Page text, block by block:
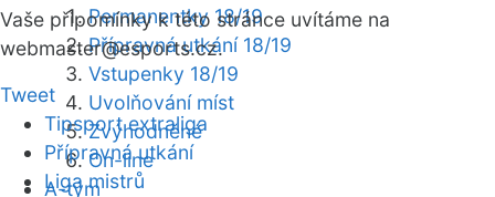
Permanentky 18/19
Přípravná utkání 18/19
Vstupenky 18/19
Uvolňování míst
Zvýhodněné
On-line
A-tým
Vaše připomínky k této stránce uvítáme na
webmaster@esports.cz.
Tweet
Tipsport extraliga
Přípravná utkání
Liga mistrů